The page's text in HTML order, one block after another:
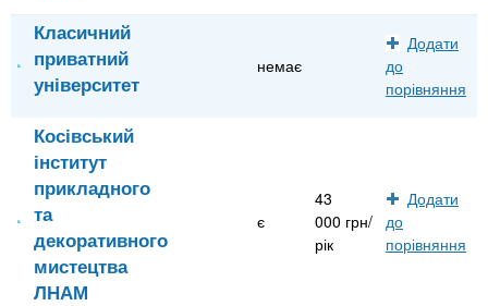
Класичний
приватний
університет
немає
Додати
до
порівняння
Косівський
інститут
прикладного
та
декоративного
мистецтва
ЛНАМ
є
43
000 грн/
рік
Додати
до
порівняння